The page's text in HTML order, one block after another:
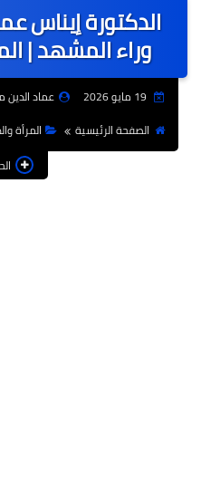
الدكتورة إيناس
وراء المشهد |
عماد
الصفحة الرئيسية
المرأة